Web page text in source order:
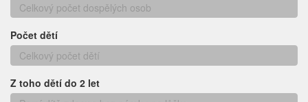
Počet dětí
Z toho dětí do 2 let